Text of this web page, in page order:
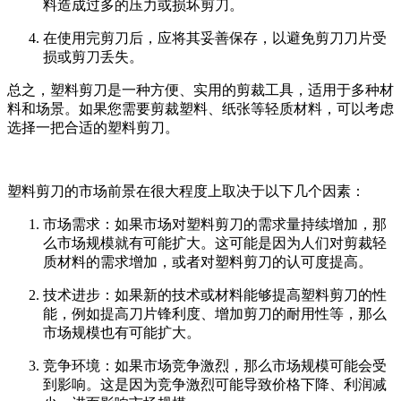
料造成过多的压力或损坏剪刀。
在使用完剪刀后，应将其妥善保存，以避免剪刀刀片受
损或剪刀丢失。
总之，塑料剪刀是一种方便、实用的剪裁工具，适用于多种材
料和场景。如果您需要剪裁塑料、纸张等轻质材料，可以考虑
选择一把合适的塑料剪刀。
塑料剪刀的市场前景在很大程度上取决于以下几个因素：
市场需求：如果市场对塑料剪刀的需求量持续增加，那
么市场规模就有可能扩大。这可能是因为人们对剪裁轻
质材料的需求增加，或者对塑料剪刀的认可度提高。
技术进步：如果新的技术或材料能够提高塑料剪刀的性
能，例如提高刀片锋利度、增加剪刀的耐用性等，那么
市场规模也有可能扩大。
竞争环境：如果市场竞争激烈，那么市场规模可能会受
到影响。这是因为竞争激烈可能导致价格下降、利润减